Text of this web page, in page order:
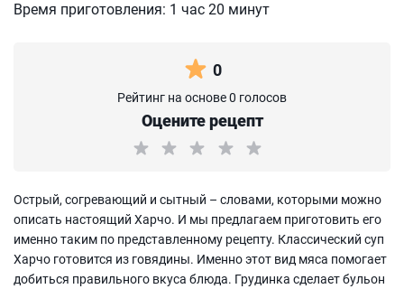
Время приготовления: 1 час 20 минут
0
Рейтинг на основе 0 голосов
Оцените рецепт
Острый, согревающий и сытный – словами, которыми можно
описать настоящий Харчо. И мы предлагаем приготовить его
именно таким по представленному рецепту. Классический суп
Харчо готовится из говядины. Именно этот вид мяса помогает
добиться правильного вкуса блюда. Грудинка сделает бульон